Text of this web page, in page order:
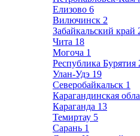
Елизово 6
Вилючинск 2
Забайкальский край
Чита 18
Могоча 1
Республика Бурятия
Улан-Удэ 19
Северобайкальск 1
Карагандинская
Караганда 13
Темиртау 5
Сарань 1